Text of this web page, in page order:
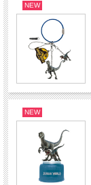
NEW
NEW